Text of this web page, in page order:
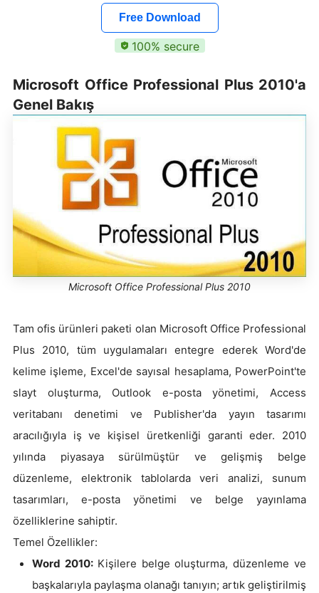
Free Download
100% secure
Microsoft Office Professional Plus 2010'a
Genel Bakış
Microsoft Office Professional Plus 2010
Tam ofis ürünleri paketi olan Microsoft Office Professional
Plus 2010, tüm uygulamaları entegre ederek Word'de
kelime işleme, Excel'de sayısal hesaplama, PowerPoint'te
slayt oluşturma, Outlook e-posta yönetimi, Access
veritabanı denetimi ve Publisher'da yayın tasarımı
aracılığıyla iş ve kişisel üretkenliği garanti eder. 2010
yılında piyasaya sürülmüştür ve gelişmiş belge
düzenleme, elektronik tablolarda veri analizi, sunum
tasarımları, e-posta yönetimi ve belge yayınlama
özelliklerine sahiptir.
Temel Özellikler:
Word 2010: Kişilere belge oluşturma, düzenleme ve
başkalarıyla paylaşma olanağı tanıyın; artık geliştirilmiş